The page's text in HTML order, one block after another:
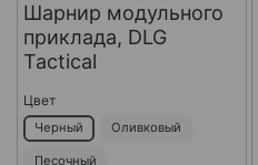
Шарнир модульного
приклада, DLG
Tactical
Цвет
Черный Оливковый
Песочный